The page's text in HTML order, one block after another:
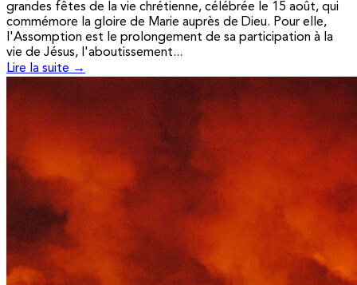
grandes fêtes de la vie chrétienne, célébrée le 15 août, qui
commémore la gloire de Marie auprès de Dieu. Pour elle,
l'Assomption est le prolongement de sa participation à la
vie de Jésus, l'aboutissement...
Lire la suite →